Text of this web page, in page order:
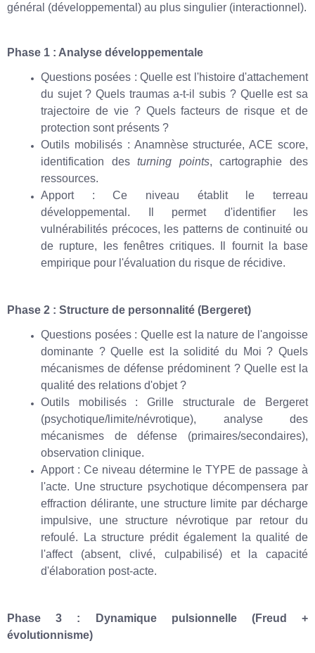
général (développemental) au plus singulier (interactionnel).
Phase 1 : Analyse développementale
Questions posées : Quelle est l'histoire d'attachement
du sujet ? Quels traumas a-t-il subis ? Quelle est sa
trajectoire de vie ? Quels facteurs de risque et de
protection sont présents ?
Outils mobilisés : Anamnèse structurée, ACE score,
identification desturning points, cartographie des
ressources.
Apport : Ce niveau établit le terreau
développemental. Il permet d'identifier les
vulnérabilités précoces, les patterns de continuité ou
de rupture, les fenêtres critiques. Il fournit la base
empirique pour l'évaluation du risque de récidive.
Phase 2 : Structure de personnalité (Bergeret)
Questions posées : Quelle est la nature de l'angoisse
dominante ? Quelle est la solidité du Moi ? Quels
mécanismes de défense prédominent ? Quelle est la
qualité des relations d'objet ?
Outils mobilisés : Grille structurale de Bergeret
(psychotique/limite/névrotique), analyse des
mécanismes de défense (primaires/secondaires),
observation clinique.
Apport : Ce niveau détermine le TYPE de passage à
l'acte. Une structure psychotique décompensera par
effraction délirante, une structure limite par décharge
impulsive, une structure névrotique par retour du
refoulé. La structure prédit également la qualité de
l'affect (absent, clivé, culpabilisé) et la capacité
d'élaboration post-acte.
Phase 3 : Dynamique pulsionnelle (Freud +
évolutionnisme)